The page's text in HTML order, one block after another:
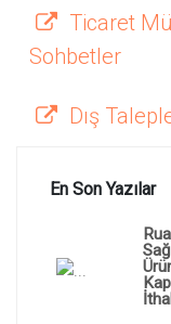
Ticaret
Sohbetler
Dış
En Son Yazılar